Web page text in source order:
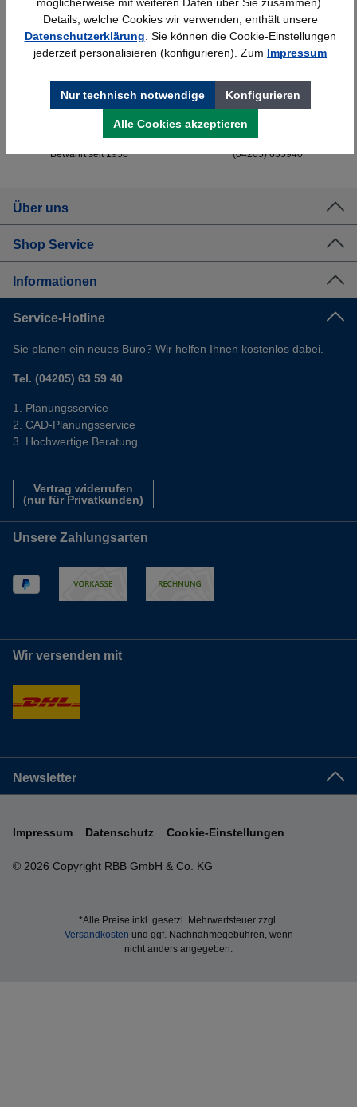
Schnelle Lieferung Topmarken
Erfahrung
Bewährt seit 1958
Kostenlose Beratung
(04205) 635940
Über uns
Shop Service
Informationen
Service-Hotline
Sie planen ein neues Büro? Wir helfen Ihnen kostenlos dabei.
Tel. (04205) 63 59 40
Planungsservice
CAD-Planungsservice
Hochwertige Beratung
Vertrag widerrufen
(nur für Privatkunden)
Unsere Zahlungsarten
Wir versenden mit
Newsletter
© 2026 Copyright RBB GmbH & Co. KG
Impressum Datenschutz Cookie-Einstellungen
*Alle Preise inkl. gesetzl. Mehrwertsteuer zzgl.
Versandkosten und ggf. Nachnahmegebühren, wenn
nicht anders angegeben.
Details, welche Cookies wir verwenden, enthält unsere
Datenschutzerklärung . Sie können die Cookie-Einstellungen
jederzeit personalisieren (konfigurieren). Zum Impressum
Nur technisch notwendige Konfigurieren
Alle Cookies akzeptieren